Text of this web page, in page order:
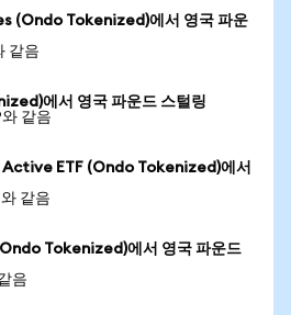
(Ondo Tokenized)에서 영국 파운
같음
에서 영국 파운드 스털링
같음
ETF (Ondo Tokenized)에서
같음
Tokenized)에서 영국 파운드
음